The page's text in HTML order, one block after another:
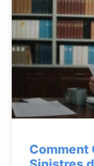
Comment